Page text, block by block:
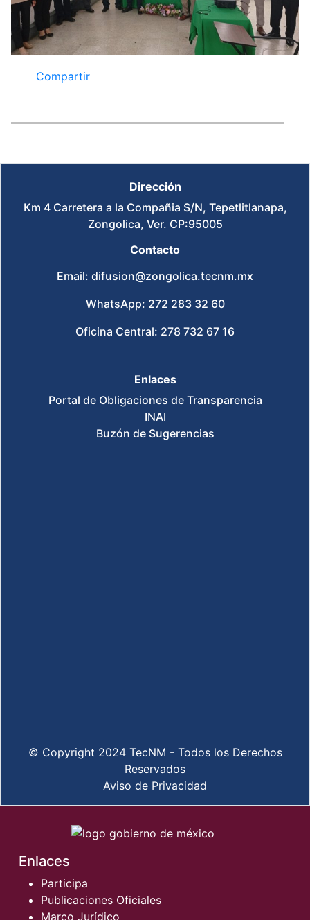
Compartir
Dirección
Km 4 Carretera a la Compañia S/N, Tepetlitlanapa,
Zongolica, Ver. CP:95005
Contacto
Email: difusion@zongolica.tecnm.mx
WhatsApp: 272 283 32 60
Oficina Central: 278 732 67 16
Enlaces
Portal de Obligaciones de Transparencia
INAI
Buzón de Sugerencias
© Copyright 2024 TecNM - Todos los Derechos
Reservados
Aviso de Privacidad
Enlaces
Participa
Publicaciones Oficiales
Marco Jurídico